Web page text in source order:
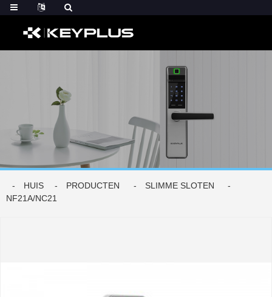
HUIS PRODUCTEN
SLIMME SLOTEN
NF21A/NC21